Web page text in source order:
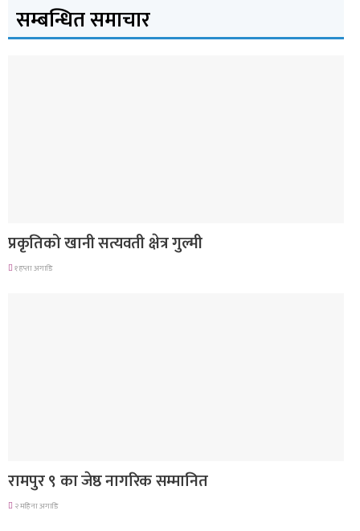
सम्बन्धित समाचार
प्रकृतिको खानी सत्यवती क्षेत्र गुल्मी
१ हप्ता अगाडि
रामपुर ९ का जेष्ठ नागरिक सम्मानित
२ महिना अगाडि